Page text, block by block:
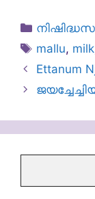
Categories
Tags
mallu, milk
Ettanum